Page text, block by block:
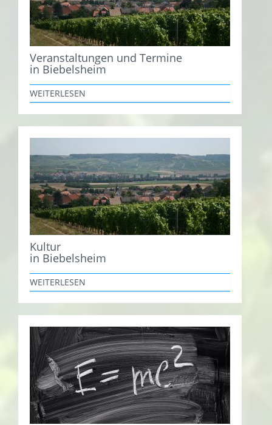
Veranstaltungen und Termine
in Biebelsheim
WEITERLESEN
Kultur
in Biebelsheim
WEITERLESEN